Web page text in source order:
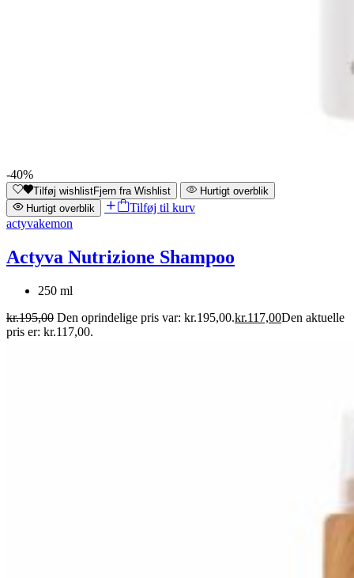
-40%
Tilføj wishlistFjern fra Wishlist
Hurtigt overblik
Hurtigt overblik
Tilføj til kurv
actyvakemon
Actyva Nutrizione Shampoo
250 ml
kr.195,00 Den oprindelige pris var: kr.195,00.kr.117,00Den aktuelle
pris er: kr.117,00.